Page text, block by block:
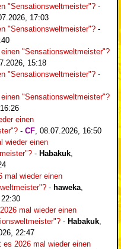
"Sensationsweltmeister"? -
17:03
"Sensationsweltmeister"? -
"Sensationsweltmeister"?
15:18
"Sensationsweltmeister"? -
"Sensationsweltmeister"?
einen
- CF 08.07.2026, 16:50
wieder einen
- Habakuk
mal wieder einen
- haweka
mal wieder einen
- Habakuk
22:47
es 2026 mal wieder einen